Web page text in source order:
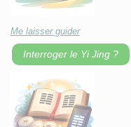
Me laisser guider
Interroger le Yi Jing ?